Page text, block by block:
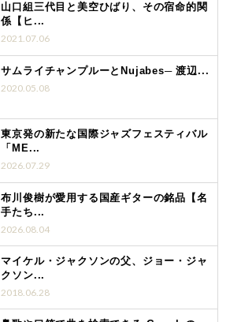
山口組三代目と美空ひばり、その宿命的関
係【ヒ...
2021.07.06
サムライチャンプルーとNujabes─ 渡辺...
2020.05.08
東京発の新たな国際ジャズフェスティバル
「ME...
2026.07.29
布川俊樹が愛用する国産ギターの銘品【名
手たち...
2026.08.04
マイケル・ジャクソンの父、ジョー・ジャ
クソン...
2018.06.28